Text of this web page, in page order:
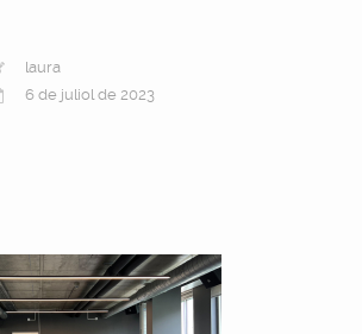
laura
6 de juliol de 2023